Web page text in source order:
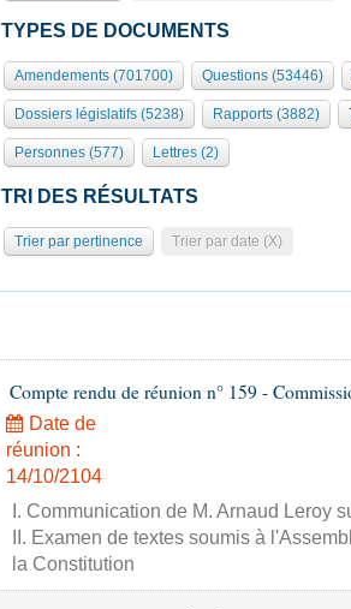
TYPES DE DOCUMENTS
Amendements (701700) Questions (53446)
Dossiers législatifs (5238) Rapports (3882)
Personnes (577) Lettres (2)
TRI DES RÉSULTATS
Trier par pertinence Trier par date (X)
Compte rendu de réunion n° 159 -
Date de
réunion :
14/10/2104
I. Communication de M. Arnaud Leroy
II. Examen de textes soumis à
la Constitution